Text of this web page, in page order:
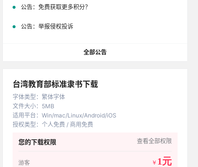
公告： 免费获取更多积分？
公告： 举报侵权投诉
全部公告
台湾教育部标准隶书下载
字体类型 ： 繁体字体
文件大小： 5MB
适用平台 ： Win/mac/Linux/Android/iOS
授权类型 ： 个人免费 / 商用免费
您的下载权限 查看全部权限
游客 ￥ 1元